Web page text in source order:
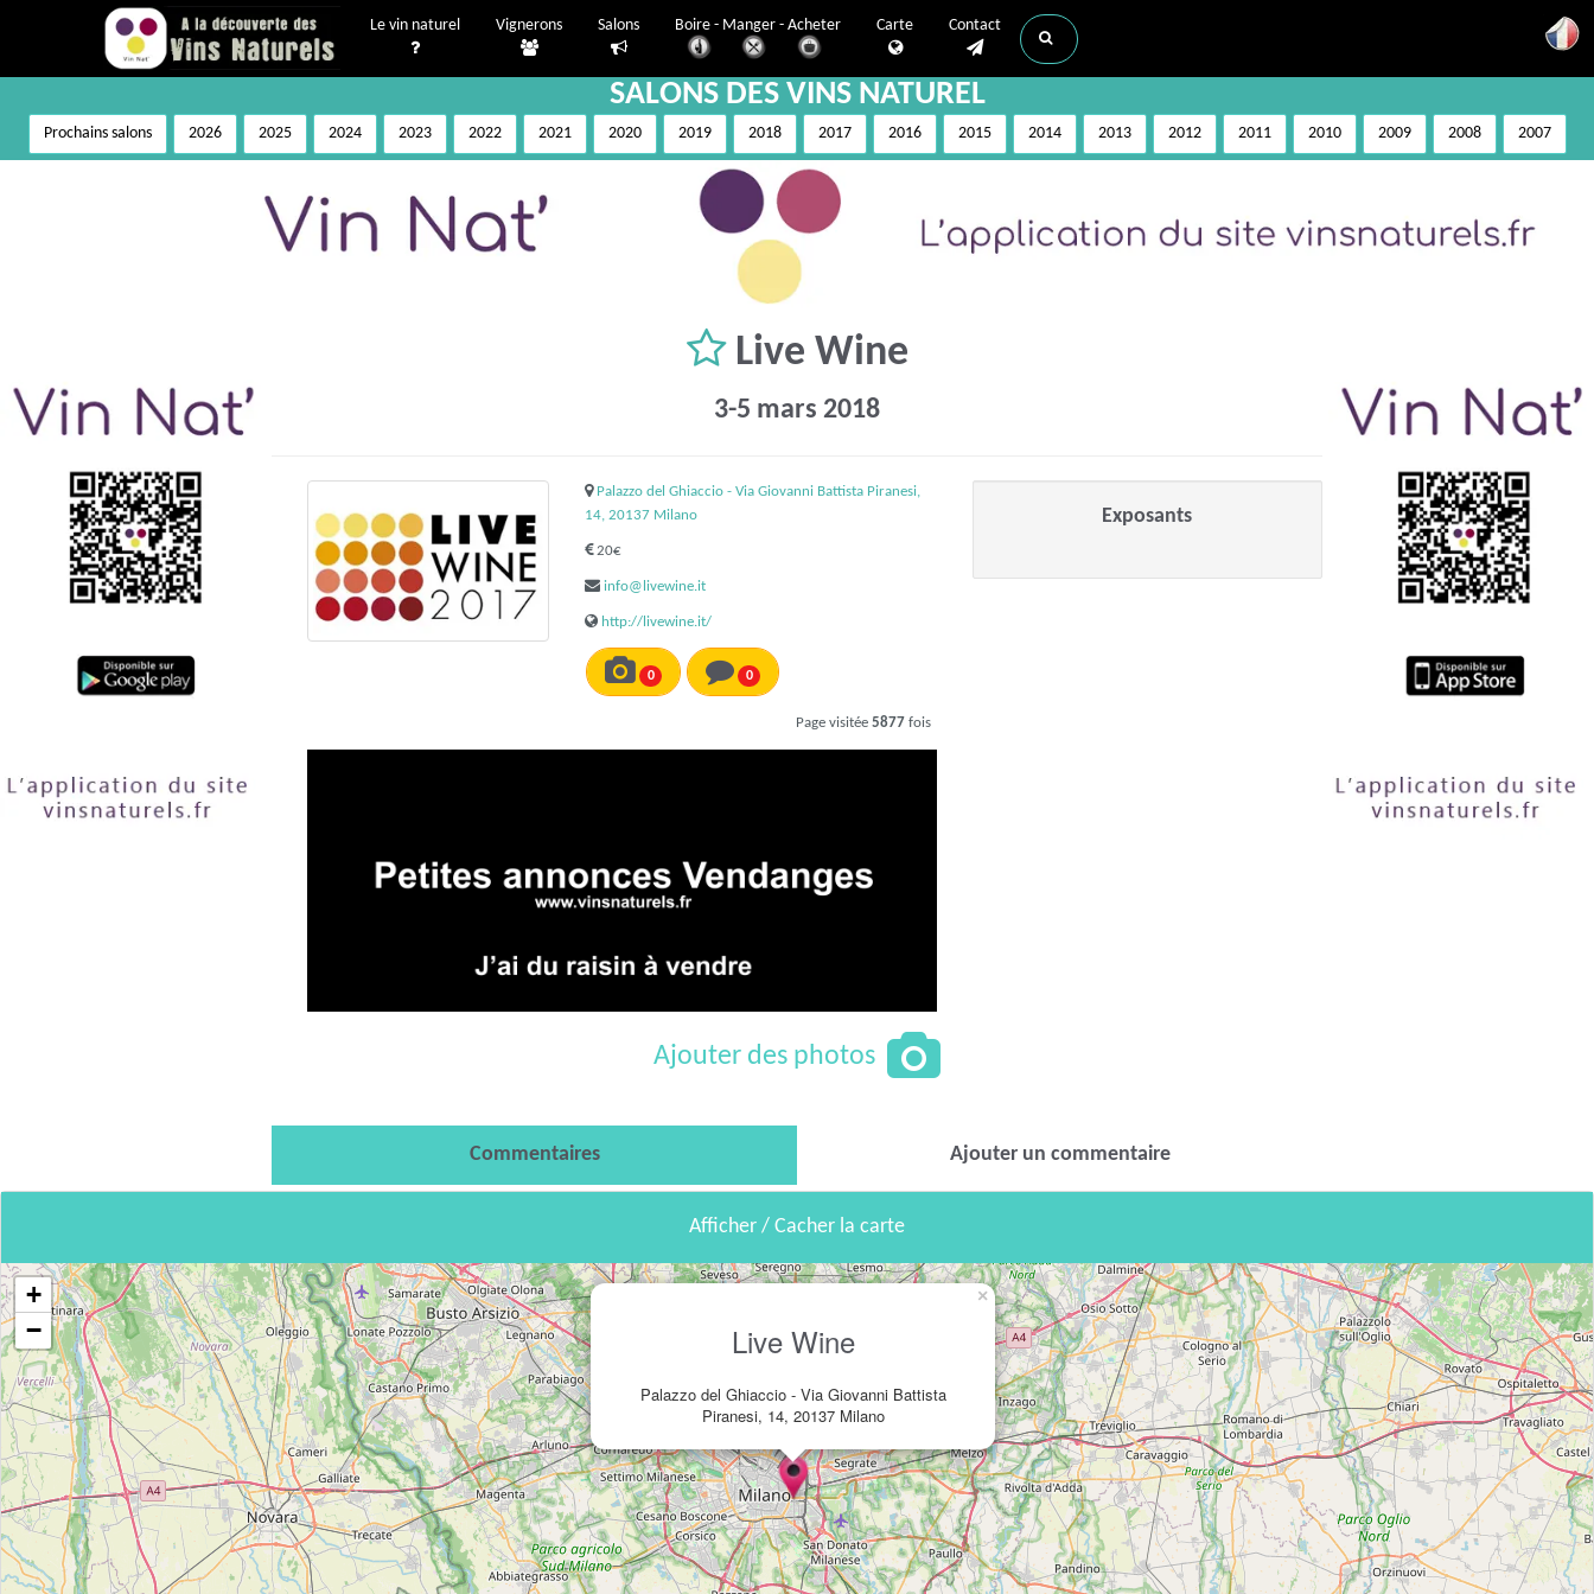
Le vin naturel Vignerons Salons Boire - Manger - Acheter Carte Contact
SALONS DES VINS NATUREL
Prochains salons 2026 2025 2024 2023 2022 2021 2020 2019 2018 2017 2016 2015 2014 2013 2012 2011 2010 2009 2008 2007
Live Wine
3-5 mars 2018
Palazzo del Ghiaccio - Via Giovanni Battista Piranesi,
14, 20137 Milano
20€
info@livewine.it
http://livewine.it/
0 0
Page visitée 5877fois
Exposants
Ajouter des photos
Commentaires Ajouter un commentaire
Afficher / Cacher la carte
Live Wine
Palazzo del Ghiaccio - Via Giovanni Battista
Piranesi, 14, 20137 Milano
×
+
−